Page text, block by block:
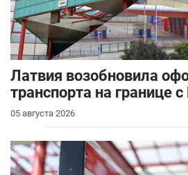
Латвия возобновила
транспорта на границе
05 августа 2026